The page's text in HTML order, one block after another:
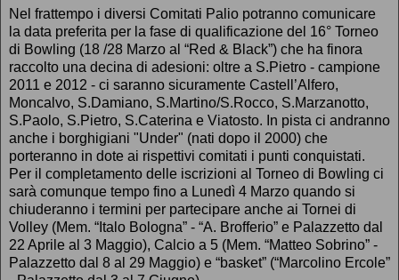
Nel frattempo i diversi Comitati Palio potranno comunicare
la data preferita per la fase di qualificazione del 16° Torneo
di Bowling (18 /28 Marzo al “Red & Black”) che ha finora
raccolto una decina di adesioni: oltre a S.Pietro - campione
2011 e 2012 - ci saranno sicuramente Castell’Alfero,
Moncalvo, S.Damiano, S.Martino/S.Rocco, S.Marzanotto,
S.Paolo, S.Pietro, S.Caterina e Viatosto. In pista ci andranno
anche i borghigiani "Under" (nati dopo il 2000) che
porteranno in dote ai rispettivi comitati i punti conquistati.
Per il completamento delle iscrizioni al Torneo di Bowling ci
sarà comunque tempo fino a Lunedì 4 Marzo quando si
chiuderanno i termini per partecipare anche ai Tornei di
Volley (Mem. “Italo Bologna” - “A. Brofferio” e Palazzetto dal
22 Aprile al 3 Maggio), Calcio a 5 (Mem. “Matteo Sobrino” -
Palazzetto dal 8 al 29 Maggio) e “basket” (“Marcolino Ercole”